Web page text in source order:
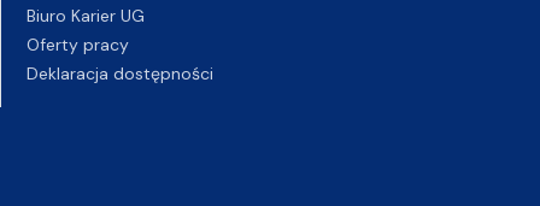
Biuro Karier UG
Oferty pracy
Deklaracja dostępności